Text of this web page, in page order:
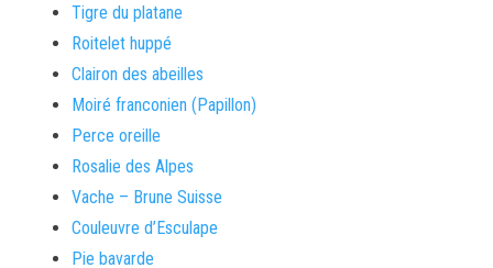
Tigre du platane
Roitelet huppé
Clairon des abeilles
Moiré franconien (Papillon)
Perce oreille
Rosalie des Alpes
Vache – Brune Suisse
Couleuvre d’Esculape
Pie bavarde